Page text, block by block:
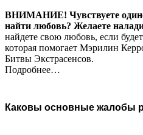
ВНИМАНИЕ! Чувствуете
найти любовь? Желаете
найдете свою любовь, если
которая помогает Мэрилин
Битвы Экстрасенсов.
Подробнее…
Каковы основные жалобы